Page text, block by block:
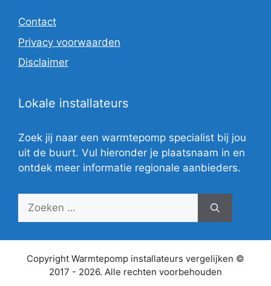
Contact
Privacy voorwaarden
Disclaimer
Lokale installateurs
Zoek jij naar een warmtepomp specialist bij jou
uit de buurt. Vul hieronder je plaatsnaam in en
ontdek meer informatie regionale aanbieders.
Zoek
Copyright Warmtepomp installateurs vergelijken ©
2017 - 2026. Alle rechten voorbehouden